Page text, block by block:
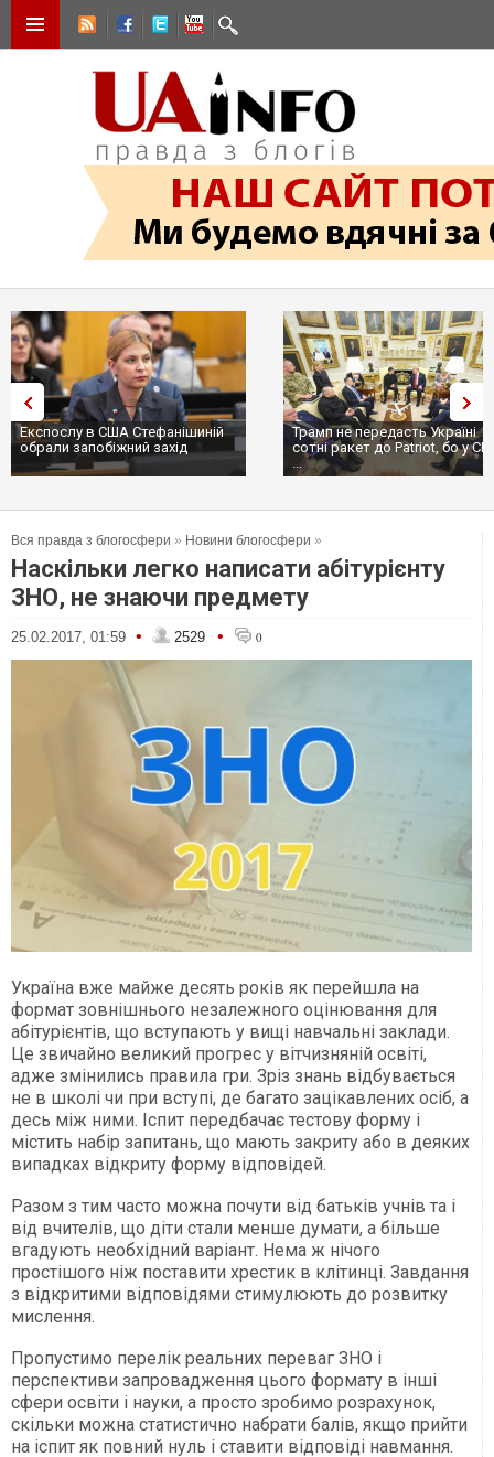
Експослу в США Стефанішиній
обрали запобіжний захід
Трамп не передасть Україні
сотні ракет до Patriot, бо у
...
Вся правда з блогосфери » Новини блогосфери »
Наскільки легко написати абітурієнту
ЗНО, не знаючи предмету
25.02.2017, 01:59 • 2529 • 0
Україна вже майже десять років як перейшла на
формат зовнішнього незалежного оцінювання для
абітурієнтів, що вступають у вищі навчальні заклади.
Це звичайно великий прогрес у вітчизняній освіті,
адже змінились правила гри. Зріз знань відбувається
не в школі чи при вступі, де багато зацікавлених осіб, а
десь між ними. Іспит передбачає тестову форму і
містить набір запитань, що мають закриту або в деяких
випадках відкриту форму відповідей.
Разом з тим часто можна почути від батьків учнів та і
від вчителів, що діти стали менше думати, а більше
вгадують необхідний варіант. Нема ж нічого
простішого ніж поставити хрестик в клітинці. Завдання
з відкритими відповідями стимулюють до розвитку
мислення.
Пропустимо перелік реальних переваг ЗНО і
перспективи запровадження цього формату в інші
сфери освіти і науки, а просто зробимо розрахунок,
скільки можна статистично набрати балів, якщо прийти
на іспит як повний нуль і ставити відповіді навмання.